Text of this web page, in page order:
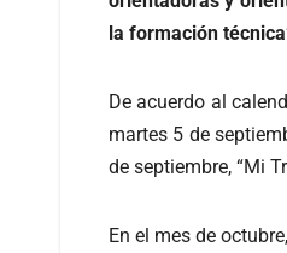
la formación técnica
De acuerdo al
martes 5 de
de septiembre, “Mi
En el mes de